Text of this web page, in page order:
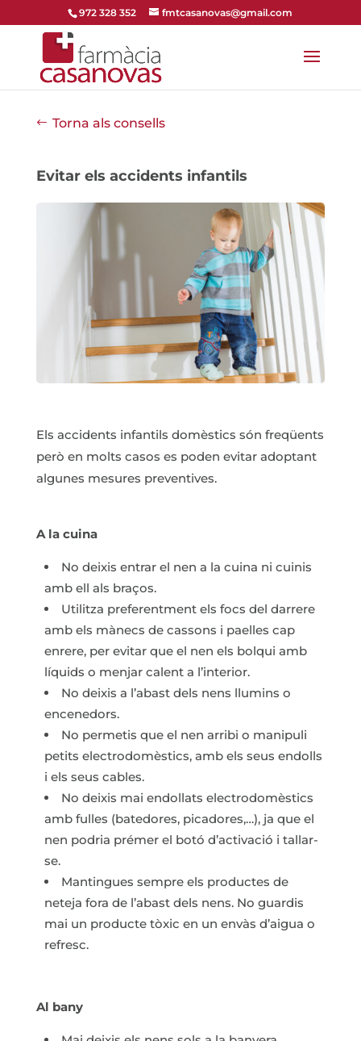
972 328 352 fmtcasanovas@gmail.com
Torna als consells
Evitar els accidents infantils
Els accidents infantils domèstics són freqüents
però en molts casos es poden evitar adoptant
algunes mesures preventives.
A la cuina
No deixis entrar el nen a la cuina ni cuinis
amb ell als braços.
Utilitza preferentment els focs del darrere
amb els mànecs de cassons i paelles cap
enrere, per evitar que el nen els bolqui amb
líquids o menjar calent a l’interior.
No deixis a l’abast dels nens llumins o
encenedors.
No permetis que el nen arribi o manipuli
petits electrodomèstics, amb els seus endolls
i els seus cables.
No deixis mai endollats electrodomèstics
amb fulles (batedores, picadores,…), ja que el
nen podria prémer el botó d’activació i tallar-
se.
Mantingues sempre els productes de
neteja fora de l’abast dels nens. No guardis
mai un producte tòxic en un envàs d’aigua o
refresc.
Al bany